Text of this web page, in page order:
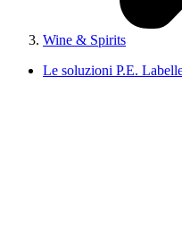
Wine & Spirits
Le soluzioni P.E.